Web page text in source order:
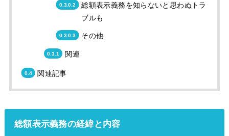
総額表示義務を知らないと思わぬトラ
ブルも
その他
関連
関連記事
総額表示義務の経緯と内容